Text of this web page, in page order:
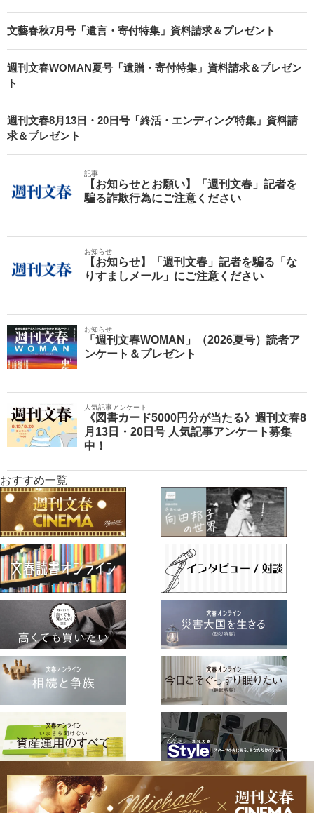
文藝春秋7月号「遺言・寄付特集」資料請求＆プレゼント
週刊文春WOMAN夏号「遺贈・寄付特集」資料請求＆プレゼン
ト
週刊文春8月13日・20日号「終活・エンディング特集」資料請
求＆プレゼント
記事
【お知らせとお願い】「週刊文春」記者を
騙る詐欺行為にご注意ください
お知らせ
【お知らせ】「週刊文春」記者を騙る「な
りすましメール」にご注意ください
お知らせ
「週刊文春WOMAN」（2026夏号）読者ア
ンケート＆プレゼント
人気記事アンケート
《図書カード5000円分が当たる》週刊文春8
月13日・20日号 人気記事アンケート募集
中！
おすすめ一覧